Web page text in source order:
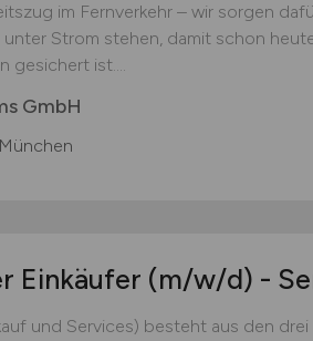
im Fernverkehr – wir sorgen
Strom stehen, damit schon
gesichert ist....
GmbH
München
Einkäufer (m/w/d) -
und Services) besteht aus den drei